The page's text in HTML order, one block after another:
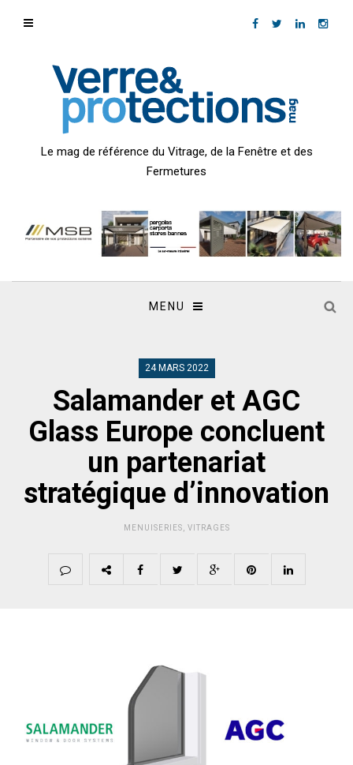
Le mag de référence du Vitrage, de la Fenêtre et des
Fermetures
MENU
24 MARS 2022
Salamander et AGC
Glass Europe concluent
un partenariat
stratégique d’innovation
MENUISERIES VITRAGES